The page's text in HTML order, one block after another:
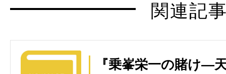
関連記
『乗峯栄一の賭け―